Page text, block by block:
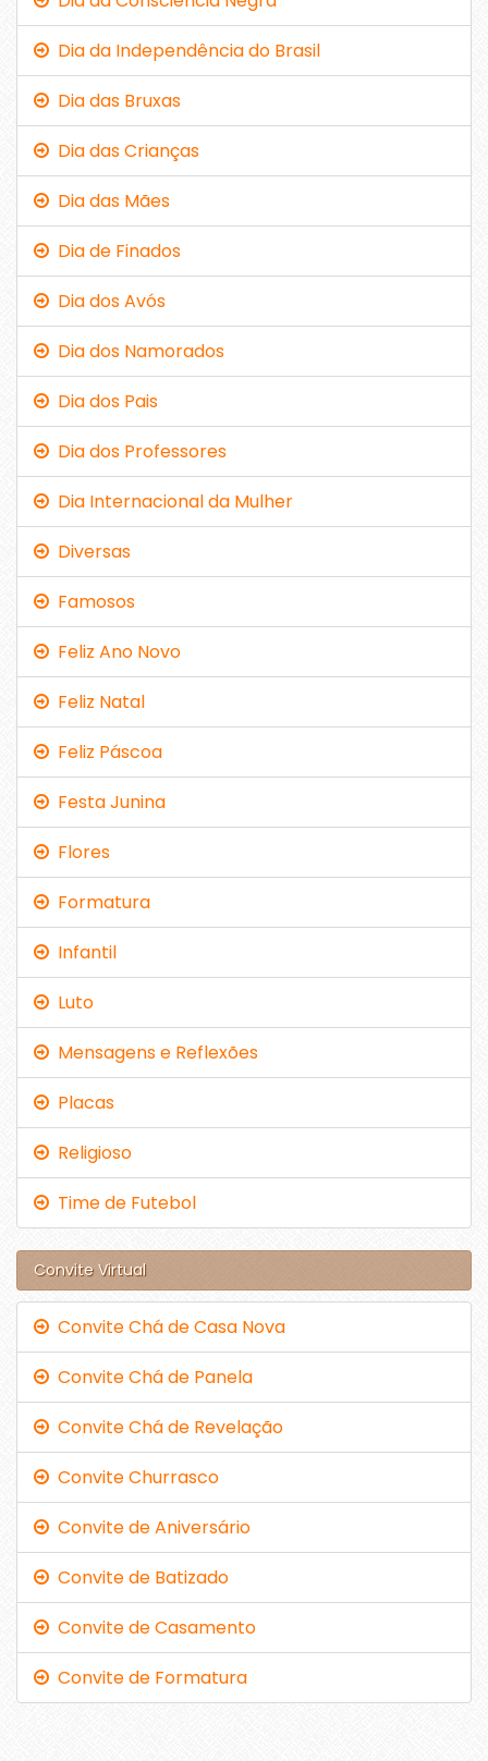
Dia da Independência do Brasil
Dia das Bruxas
Dia das Crianças
Dia das Mães
Dia de Finados
Dia dos Avós
Dia dos Namorados
Dia dos Pais
Dia dos Professores
Dia Internacional da Mulher
Diversas
Famosos
Feliz Ano Novo
Feliz Natal
Feliz Páscoa
Festa Junina
Flores
Formatura
Infantil
Luto
Mensagens e Reflexões
Placas
Religioso
Time de Futebol
Convite Virtual
Convite Chá de Casa Nova
Convite Chá de Panela
Convite Chá de Revelação
Convite Churrasco
Convite de Aniversário
Convite de Batizado
Convite de Casamento
Convite de Formatura